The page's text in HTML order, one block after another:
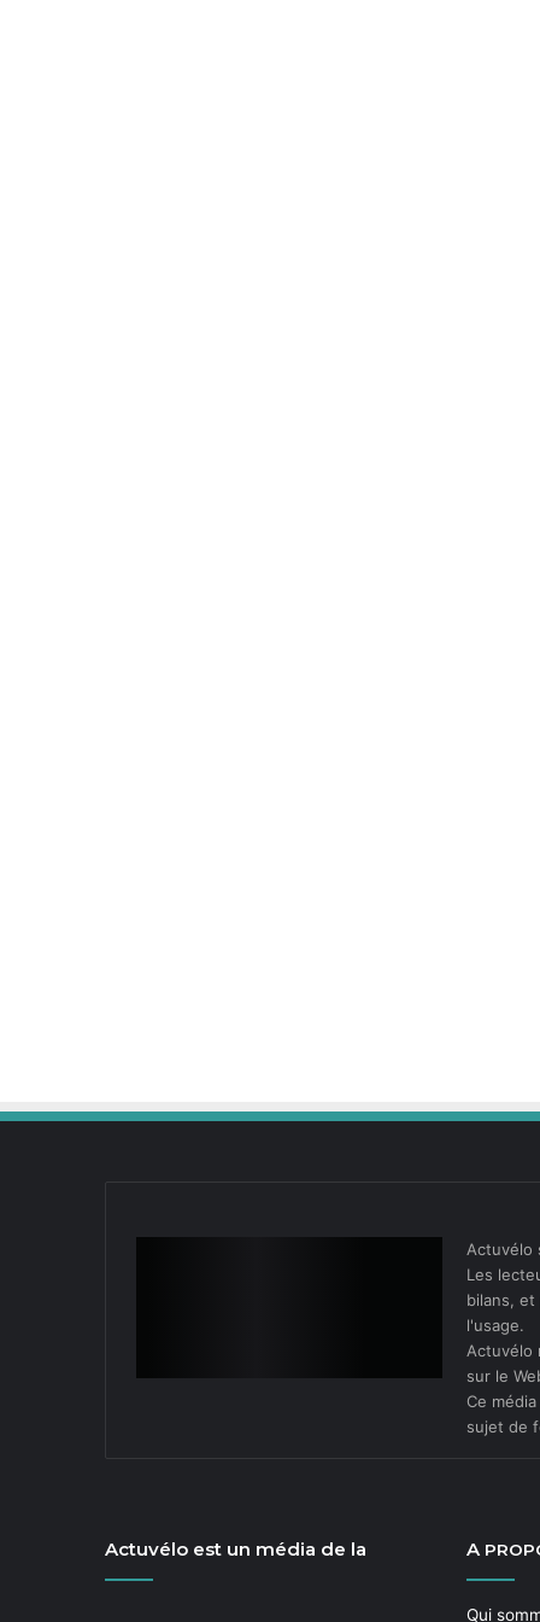
Actuvélo
Les
bilans,
l'usage.
Actuvélo
sur le
Ce
sujet de
Actuvélo est un média de la A
Qui